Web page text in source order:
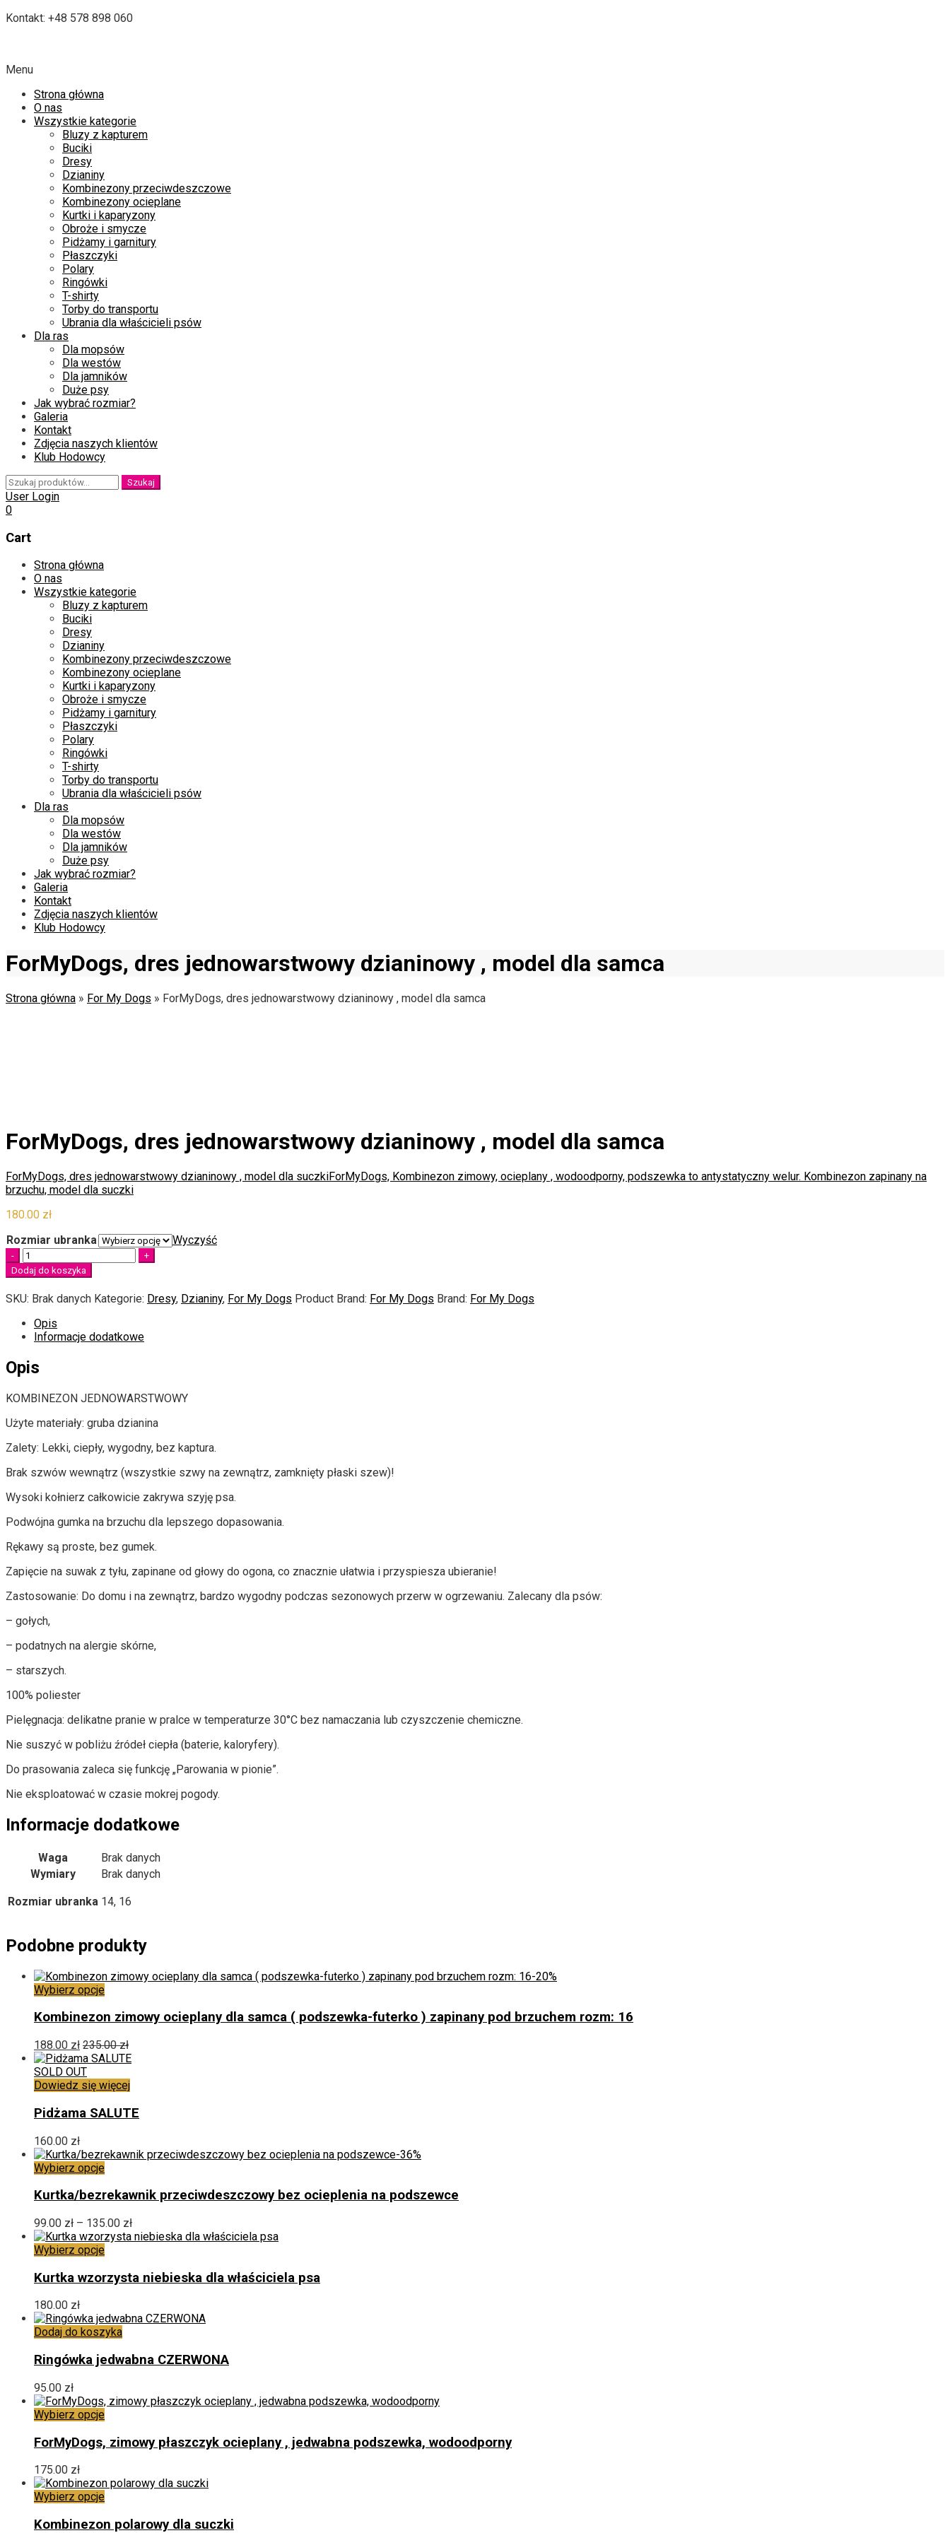
Kontakt: +48 578 898 060
Menu
Strona główna
O nas
Wszystkie kategorie
Bluzy z kapturem
Buciki
Dresy
Dzianiny
Kombinezony przeciwdeszczowe
Kombinezony ocieplane
Kurtki i kaparyzony
Obroże i smycze
Pidżamy i garnitury
Płaszczyki
Polary
Ringówki
T-shirty
Torby do transportu
Ubrania dla właścicieli psów
Dla ras
Dla mopsów
Dla westów
Dla jamników
Duże psy
Jak wybrać rozmiar?
Galeria
Kontakt
Zdjęcia naszych klientów
Klub Hodowcy
Szukaj:
Szukaj
User Login
0
Cart
Skip
content
Strona główna
O nas
Wszystkie kategorie
Bluzy z kapturem
Buciki
Dresy
Dzianiny
Kombinezony przeciwdeszczowe
Kombinezony ocieplane
Kurtki i kaparyzony
Obroże i smycze
Pidżamy i garnitury
Płaszczyki
Polary
Ringówki
T-shirty
Torby do transportu
Ubrania dla właścicieli psów
Dla ras
Dla mopsów
Dla westów
Dla jamników
Duże psy
Jak wybrać rozmiar?
Galeria
Kontakt
Zdjęcia naszych klientów
Klub Hodowcy
ForMyDogs, dres jednowarstwowy dzianinowy , model dla samca
Strona główna » For My Dogs » ForMyDogs, dres jednowarstwowy dzianinowy , model dla samca
ForMyDogs, dres jednowarstwowy dzianinowy , model dla samca
ForMyDogs, dres jednowarstwowy dzianinowy , model dla suczkiForMyDogs, Kombinezon zimowy, ocieplany , wodoodporny, podszewka to antystatyczny welur. Kombinezon zapinany na
brzuchu, model dla suczki
180.00 zł
Rozmiar ubranka
Wyczyść
Quantity
Dodaj do koszyka
SKU: Brak danych Kategorie: Dresy, Dzianiny, For My Dogs Product Brand: For My Dogs Brand: For My Dogs
Opis
Informacje dodatkowe
Opis
KOMBINEZON JEDNOWARSTWOWY
Użyte materiały: gruba dzianina
Zalety: Lekki, ciepły, wygodny, bez kaptura.
Brak szwów wewnątrz (wszystkie szwy na zewnątrz, zamknięty płaski szew)!
Wysoki kołnierz całkowicie zakrywa szyję psa.
Podwójna gumka na brzuchu dla lepszego dopasowania.
Rękawy są proste, bez gumek.
Zapięcie na suwak z tyłu, zapinane od głowy do ogona, co znacznie ułatwia i przyspiesza ubieranie!
Zastosowanie: Do domu i na zewnątrz, bardzo wygodny podczas sezonowych przerw w ogrzewaniu. Zalecany dla psów:
– gołych,
– podatnych na alergie skórne,
– starszych.
100% poliester
Pielęgnacja: delikatne pranie w pralce w temperaturze 30°C bez namaczania lub czyszczenie chemiczne.
Nie suszyć w pobliżu źródeł ciepła (baterie, kaloryfery).
Do prasowania zaleca się funkcję „Parowania w pionie”.
Nie eksploatować w czasie mokrej pogody.
Informacje dodatkowe
Waga
Brak danych
Wymiary
Brak danych
Rozmiar ubranka 14, 16
Podobne produkty
-20%
Wybierz opcjeTen
ma
wariantów.
Opcje
wybrać
na
stronie
produktu
Kombinezon zimowy ocieplany dla samca ( podszewka-futerko ) zapinany pod brzuchem rozm: 16
188.00 zł 235.00zł
SOLD OUT
Dowiedz się więcej
Pidżama SALUTE
160.00 zł
-36%
Wybierz opcjeTen
ma
wariantów.
Opcje
można
wybrać
na
stronie
Kurtka/bezrekawnik przeciwdeszczowy bez ocieplenia na podszewce
99.00 zł – 135.00 złZakres
cen:
do
Wybierz opcjeTen
ma
wiele
Opcje
można
wybrać
na
stronie
Kurtka wzorzysta niebieska dla właściciela psa
180.00 zł
Dodaj do koszyka
Ringówka jedwabna CZERWONA
95.00 zł
Wybierz opcjeTen
ma
Opcje
można
wybrać
na
ForMyDogs, zimowy płaszczyk ocieplany , jedwabna podszewka, wodoodporny
175.00 zł
Wybierz opcjeTen
ma
Kombinezon polarowy dla suczki